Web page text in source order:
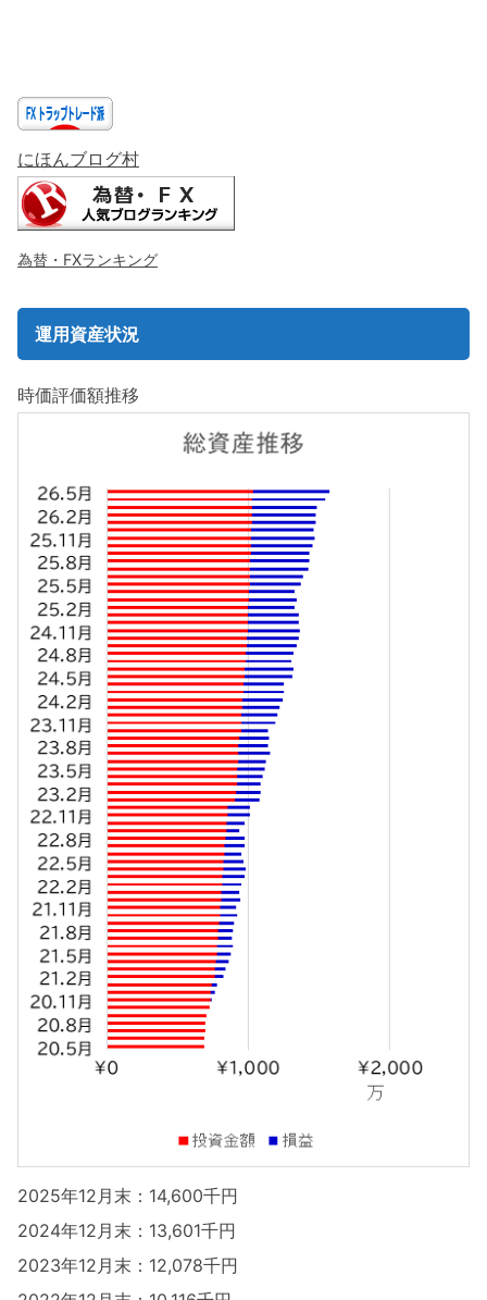
にほんブログ村
為替・FXランキング
運用資産状況
時価評価額推移
2025年12月末：14,600千円
2024年12月末：13,601千円
2023年12月末：12,078千円